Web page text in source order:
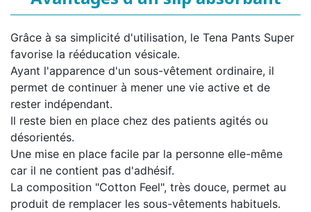
Grâce à sa simplicité d'utilisation, le Tena Pants Super
favorise la rééducation vésicale.
Ayant l'apparence d'un sous-vêtement ordinaire, il
permet de continuer à mener une vie active et de
rester indépendant.
Il reste bien en place chez des patients agités ou
désorientés.
Une mise en place facile par la personne elle-même
car il ne contient pas d'adhésif.
La composition "Cotton Feel", très douce, permet au
produit de remplacer les sous-vêtements habituels.